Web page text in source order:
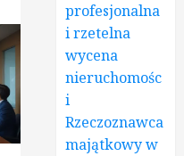
profesjonalna
i rzetelna
wycena
nieruchomośc
i
Rzeczoznawca
majątkowy w